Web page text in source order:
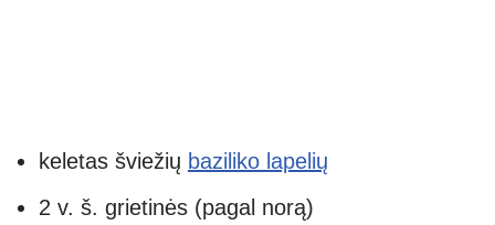
keletas šviežių baziliko lapelių
2 v. š. grietinės (pagal norą)